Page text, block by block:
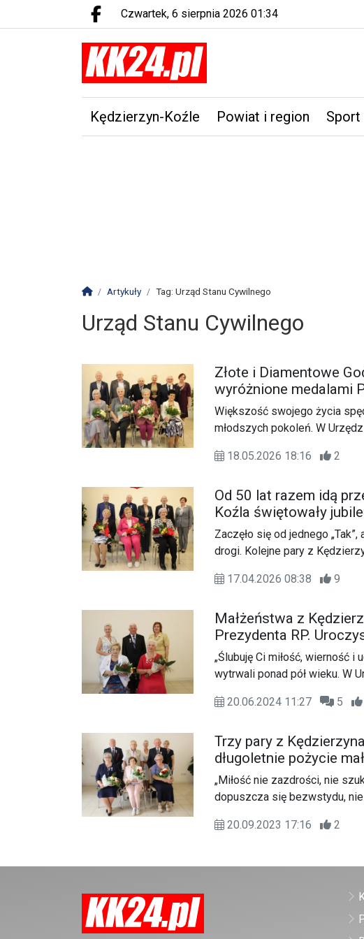
Facebook.com
czwartek, 6 sierpnia 2026 01:34
Kędzierzyn-Koźle Powiat i region Sport
Strona główna
Artykuły Tag: Urząd Stanu Cywilnego
Urząd Stanu Cywilnego
Złote i Diamentowe
wyróżnione medalami
Większość swojego życia
młodszych pokoleń. W
jedna para celebrowała nawet
18.05.2026 18:16 2
Od 50 lat razem idą
Koźla świętowały
Zaczęło się od jednego
drogi. Kolejne pary z
17.04.2026 08:38
9
Małżeństwa z
Prezydenta RP.
„Ślubuję Ci miłość, wierność
wytrwali ponad pół wieku. W
20.06.2024 11:27
5
Trzy pary z
długoletnie pożycie
wieku. ZDJĘCIA
„Miłość nie zazdrości, nie
dopuszcza się bezwstydu,
Kędzierzyna-Koźla.
20.09.2023 17:16 2